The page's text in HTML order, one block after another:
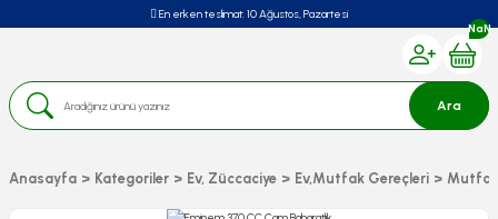
En erken teslimat: 10 Ağustos, Pazartesi
Ara
NaN
Anasayfa Kategoriler Ev, Züccaciye Ev,Mutfak Gereçleri